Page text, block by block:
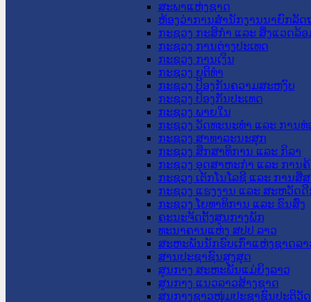
ສະພາແຫ່ງຊາດ
ຫ້ອງວ່າການສຳນັກງານນາຍົກລັດ
ກະຊວງ ກະສິກຳ ແລະ ສິ່ງແວດລ້ອ
ກະຊວງ ການຕ່າງປະເທດ
ກະຊວງ ການເງິນ
ກະຊວງ ຍຸຕິທໍາ
ກະຊວງ ປ້ອງກັນຄວາມສະຫງົບ
ກະຊວງ ປ້ອງກັນປະເທດ
ກະຊວງ ພາຍໃນ
ກະຊວງ ວັດທະນະທຳ ແລະ ການທ່
ກະຊວງ ສາທາລະນະສຸກ
ກະຊວງ ສຶກສາທິການ ແລະ ກິລາ
ກະຊວງ ອຸດສາຫະກຳ ແລະ ການຄ້
ກະຊວງ ເຕັກໂນໂລຊີ ແລະ ການສື່
ກະຊວງ ແຮງງານ ແລະ ສະຫວັດ
ກະຊວງ ໂຍທາທິການ ແລະ ຂົນສົ່ງ
ຄະນະຈັດຕັ້ງສູນກາງພັກ
ທະນາຄານແຫ່ງ ສປປ ລາວ
ສະຫະພັນນັກຮົບເກົ່າແຫ່ງຊາດລາ
ສານປະຊາຊົນສູງສຸດ
ສູນກາງ ສະຫະພັນແມ່ຍິງລາວ
ສູນກາງ ແນວລາວສ້າງຊາດ
ສູນກາງຊາວໜຸ່ມປະຊາຊົນປະຕິວັ